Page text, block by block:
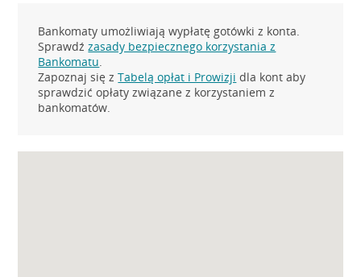
Bankomaty umożliwiają wypłatę gotówki z konta.
Sprawdźzasady bezpiecznego korzystania z
Bankomatu.
Zapoznaj się zTabelą opłat i Prowizji dla kont aby
sprawdzić opłaty związane z korzystaniem z
bankomatów.